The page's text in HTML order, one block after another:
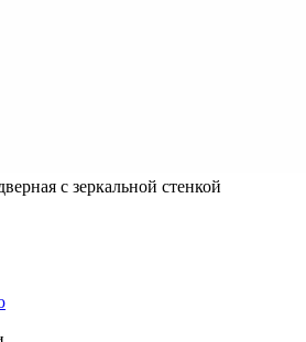
с зеркальной стенкой